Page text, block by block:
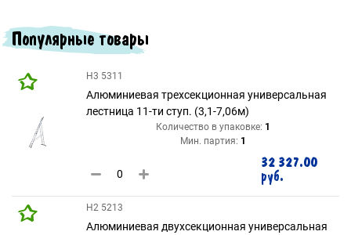
Популярные товары
H3 5311
Алюминиевая трехсекционная универсальная
лестница 11-ти ступ. (3,1-7,06м)
Количество в упаковке: 1
Мин. партия: 1
32 327.00
руб.
H2 5213
Алюминиевая двухсекционная универсальная